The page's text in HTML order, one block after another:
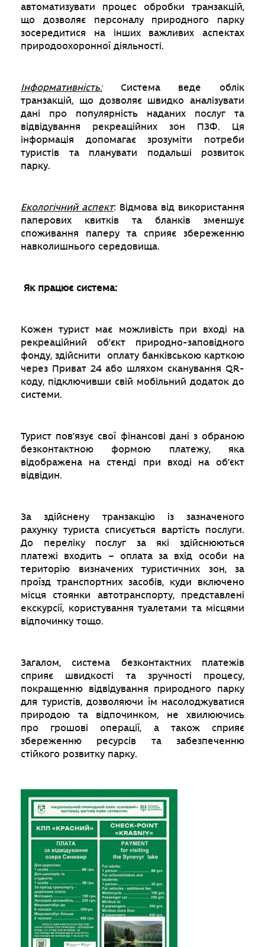
автоматизувати процес обробки транзакцій,
що дозволяє персоналу природного парку
зосередитися на інших важливих аспектах
природоохоронної діяльності.
Інформативність:Система веде облік
транзакцій, що дозволяє швидко аналізувати
дані про популярність наданих послуг та
відвідування рекреаційних зон ПЗФ. Ця
інформація допомагає зрозуміти потреби
туристів та планувати подальші розвиток
парку.
Екологічний аспект: Відмова від використання
паперових квитків та бланків зменшує
споживання паперу та сприяє збереженню
навколишнього середовища.
Як працює система:
Кожен турист має можливість при вході на
рекреаційний об’єкт природно-заповідного
фонду, здійснити оплату банківською карткою
через Приват 24 або шляхом сканування QR-
коду, підключивши свій мобільний додаток до
системи.
Турист пов’язує свої фінансові дані з обраною
безконтактною формою платежу, яка
відображена на стенді при вході на об’єкт
відвідин.
За здійснену транзакцію із зазначеного
рахунку туриста списується вартість послуги.
До переліку послуг за які здійснюються
платежі входить – оплата за вхід особи на
територію визначених туристичних зон, за
проїзд транспортних засобів, куди включено
місця стоянки автотранспорту, представлені
екскурсії, користування туалетами та місцями
відпочинку тощо.
Загалом, система безконтактних платежів
сприяє швидкості та зручності процесу,
покращенню відвідування природного парку
для туристів, дозволяючи їм насолоджуватися
природою та відпочинком, не хвилюючись
про грошові операції, а також сприяє
збереженню ресурсів та забезпеченню
стійкого розвитку парку.